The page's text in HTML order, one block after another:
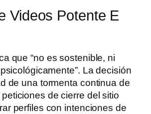
Videos Potente E
que “no es sostenible, ni
La decisión
de una tormenta continua de
de cierre del sitio
perfiles con intenciones de